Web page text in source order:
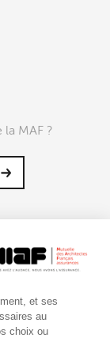
et ses
au
choix ou
MAF ?